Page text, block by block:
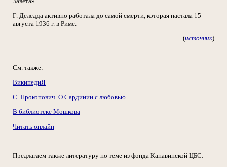
Г. Деледда активно работала до самой смерти, которая настала 15
августа 1936 г. в Риме.
(источник)
См. также:
ВикипедиЯ
С. Прокопович. О Сардинии с любовью
В библиотеке Мошкова
Читать онлайн
Предлагаем также литературу по теме из фонда Канавинской ЦБС: